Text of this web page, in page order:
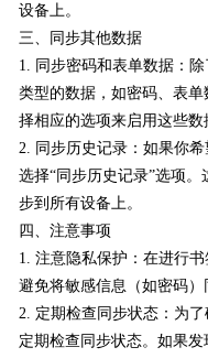
设备上。
三、同步其他数据
1. 同步密码和表单数据：
类型的数据，如密码、表
择相应的选项来启用这些数
2. 同步历史记录：如果你
选择“同步历史记录”选项
步到所有设备上。
四、注意事项
1. 注意隐私保护：在进行
避免将敏感信息（如密码）
2. 定期检查同步状态：为
定期检查同步状态。如果